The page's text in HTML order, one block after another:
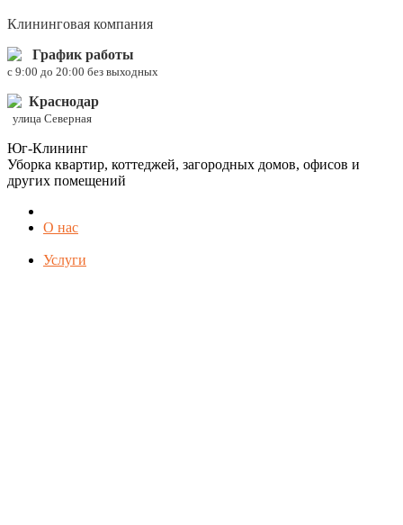
Клининговая компания
График работы
c 9:00 до 20:00 без выходных
Краснодар
улица Северная
Юг-Клининг
Уборка квартир, коттеджей, загородных домов, офисов и
других помещений
О нас
Услуги